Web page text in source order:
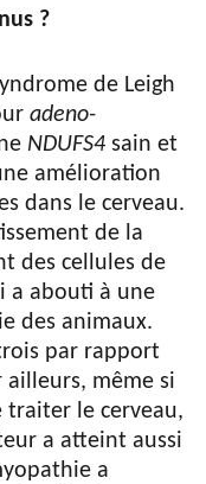
?
de Leigh
adeno-
NDUFS4 sain et
amélioration
dans le cerveau.
de la
des cellules de
a abouti à une
des animaux.
par rapport
même si
le cerveau,
a atteint aussi
a